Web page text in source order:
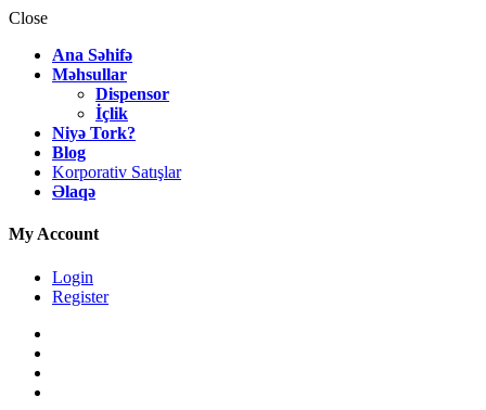
Close
Ana Səhifə
Məhsullar
Dispensor
İçlik
Niyə Tork?
Blog
Korporativ Satışlar
Əlaqə
My Account
Login
Register